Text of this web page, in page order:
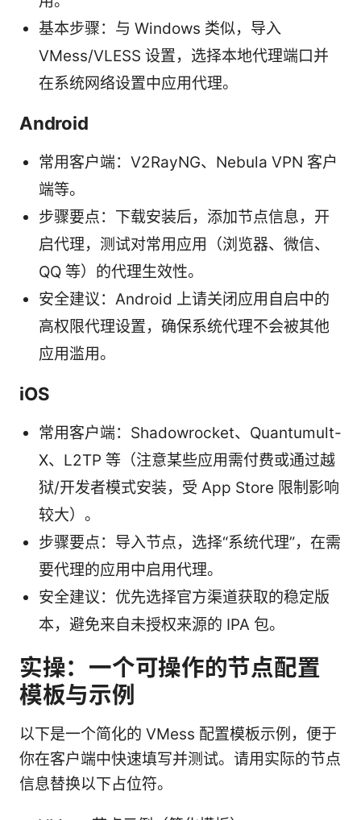
基本步骤：与 Windows 类似，导入
VMess/VLESS 设置，选择本地代理端口并
在系统网络设置中应用代理。
Android
常用客户端：V2RayNG、Nebula VPN 客户
端等。
步骤要点：下载安装后，添加节点信息，开
启代理，测试对常用应用（浏览器、微信、
QQ 等）的代理生效性。
安全建议：Android 上请关闭应用自启中的
高权限代理设置，确保系统代理不会被其他
应用滥用。
iOS
常用客户端：Shadowrocket、Quantumult-
X、L2TP 等（注意某些应用需付费或通过越
狱/开发者模式安装，受 App Store 限制影响
较大）。
步骤要点：导入节点，选择“系统代理”，在需
要代理的应用中启用代理。
安全建议：优先选择官方渠道获取的稳定版
本，避免来自未授权来源的 IPA 包。
实操：一个可操作的节点配置
模板与示例
以下是一个简化的 VMess 配置模板示例，便于
你在客户端中快速填写并测试。请用实际的节点
信息替换以下占位符。